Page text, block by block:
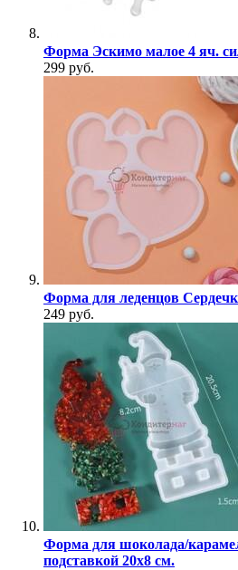
Форма Эскимо малое 4 яч.
299 руб.
Форма для леденцов
249 руб.
Форма для шоколада/
подставкой 20х8 см.